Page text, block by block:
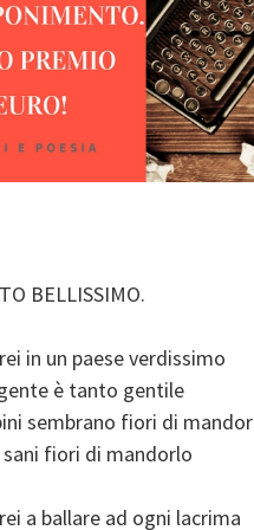
BELLISSIMO.
in un paese verdissimo
è tanto gentile
sembrano fiori di
sani fiori di mandorlo
a ballare ad ogni lacrima